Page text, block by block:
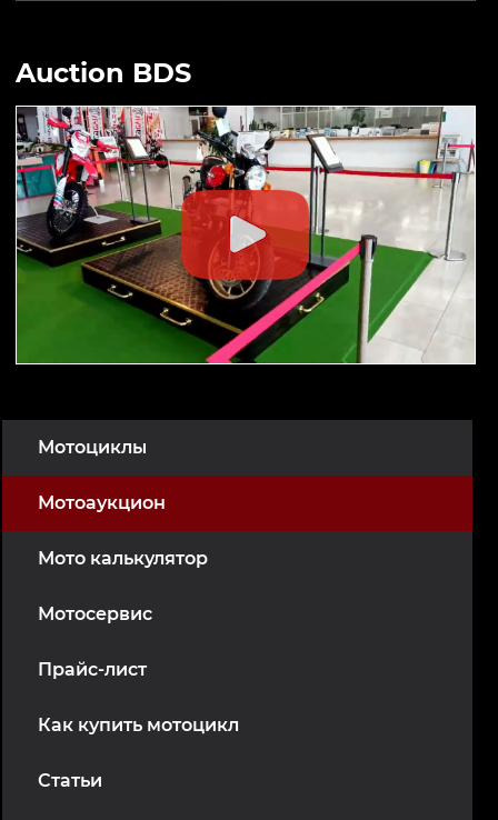
Мотоциклы
Мотоаукцион
Мото калькулятор
Мотосервис
Прайс-лист
Как купить мотоцикл
Статьи
Auction BDS